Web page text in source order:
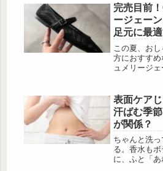
で購入可能
コーディネー
と大好評で
ルとパンツス
大人可愛い
い方はお見
で大人可愛
完売目前
ージェー
足元に最
この夏、お
方におすす
ュメリージ
です！サンダ
シュ素材が涼
る注目シュー
い抜け感をプ
い旬アイテ
ップデート
クスの「メ
ー
表面ケア
汗ばむ季
が関係？
ちゃんと洗
る。香水も
に、ふと「